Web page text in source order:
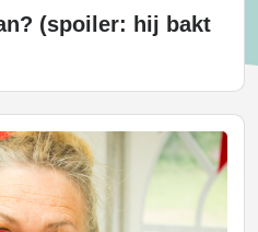
(spoiler: hij bakt